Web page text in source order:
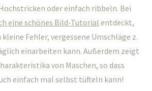
oder einfach ribbeln. Bei
eine schönes Bild-Tutorial entdeckt,
Fehler, vergessene Umschläge z.
einarbeiten kann. Außerdem zeigt
von Maschen, so dass
einfach mal selbst tüfteln kann!